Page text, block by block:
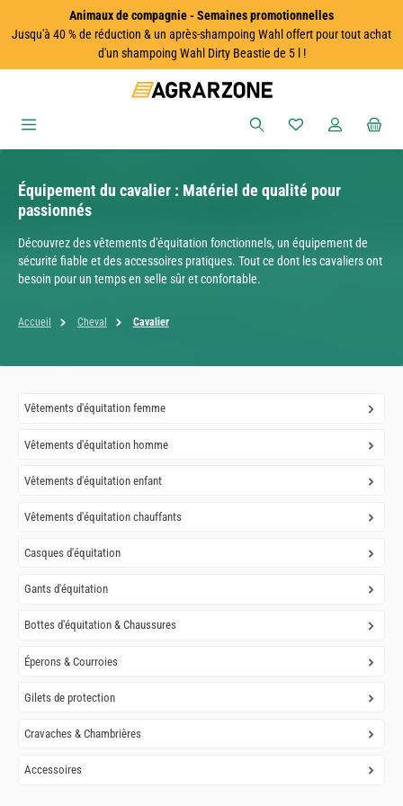
Passer au contenu principalAnimaux de compagnie - Semaines promotionnelles
Jusqu'à 40 % de réduction & un après-shampoing Wahl offert pour tout achat
d'un shampoing Wahl Dirty Beastie de 5 l !
Vous avez 0
Équipement du cavalier : Matériel de qualité pour
passionnés
Découvrez des vêtements d'équitation fonctionnels, un équipement de
sécurité fiable et des accessoires pratiques. Tout ce dont les cavaliers ont
besoin pour un temps en selle sûr et confortable.
Accueil Cheval Cavalier
Vêtements d'équitation femme
Vêtements d'équitation homme
Vêtements d'équitation enfant
Vêtements d'équitation chauffants
Casques d'équitation
Gants d'équitation
Bottes d'équitation & Chaussures
Éperons & Courroies
Gilets de protection
Cravaches & Chambrières
Accessoires